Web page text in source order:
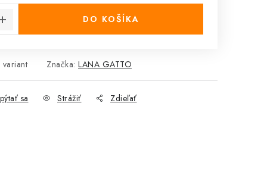
DO KOŠÍKA
variant Značka: LANA GATTO
sa Strážiť Zdieľať